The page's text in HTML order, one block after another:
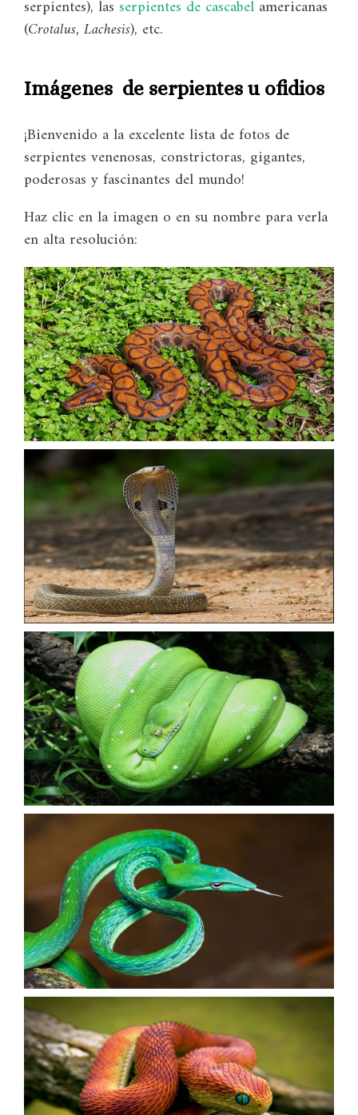
serpientes), las serpientes de cascabel americanas
(Crotalus, Lachesis), etc.
Imágenes de serpientes u ofidios
¡Bienvenido a la excelente lista de fotos de
serpientes venenosas, constrictoras, gigantes,
poderosas y fascinantes del mundo!
Haz clic en la imagen o en su nombre para verla
en alta resolución: